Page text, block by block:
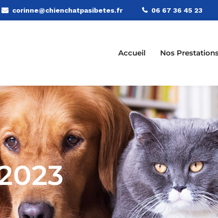
corinne@chienchatpasibetes.fr 06 67 36 45 23
Accueil Nos